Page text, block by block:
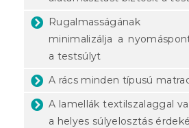
Rugalmasságának
minimalizálja a
a testsúlyt
A rács minden típusú
A lamellák textilszalaggal
a helyes súlyelosztás